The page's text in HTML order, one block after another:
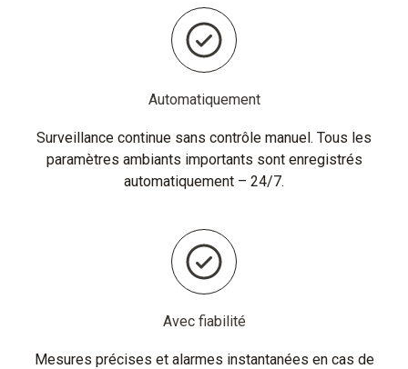
Automatiquement
Surveillance continue sans contrôle manuel. Tous les
paramètres ambiants importants sont enregistrés
automatiquement – 24/7.
Avec fiabilité
Mesures précises et alarmes instantanées en cas de